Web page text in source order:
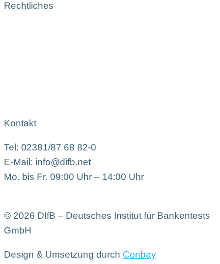
Rechtliches
Kontakt
Tel: 02381/87 68 82-0
E-Mail: info@difb.net
Mo. bis Fr. 09:00 Uhr – 14:00 Uhr
© 2026 DIfB – Deutsches Institut für Bankentests
GmbH
Design & Umsetzung durch Conbay